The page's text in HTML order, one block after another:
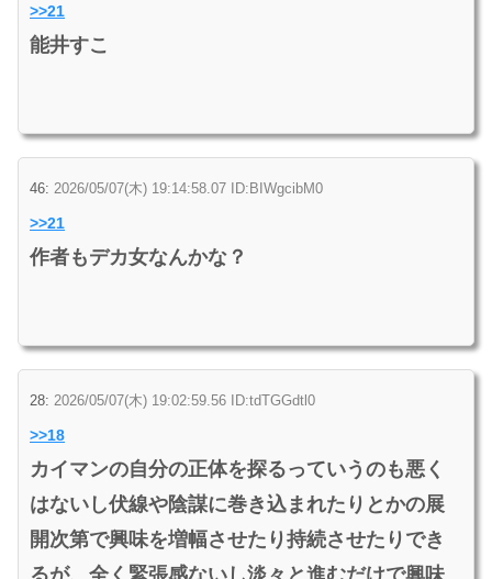
>>21
能井すこ
46: 2026/05/07(木) 19:14:58.07 ID:BIWgcibM0
>>21
作者もデカ女なんかな？
28: 2026/05/07(木) 19:02:59.56 ID:tdTGGdtl0
>>18
カイマンの自分の正体を探るっていうのも悪く
はないし伏線や陰謀に巻き込まれたりとかの展
開次第で興味を増幅させたり持続させたりでき
るが、全く緊張感ないし淡々と進むだけで興味